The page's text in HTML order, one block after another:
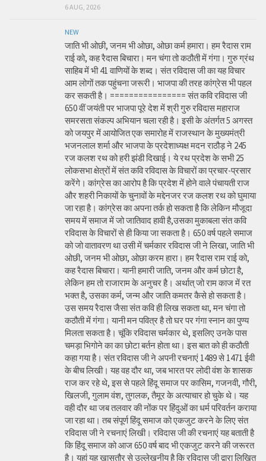
6 AUG, 2026
NEW
जाति भी ओछी, जनम भी ओछा, ओछा कर्म हमारा। हम रैदास राम
राई को, कह रैदास बिचारा। मन चंगा तो कठौती में गंगा। गुरु ग्रंथ
साहिब में भी 41 वाणियों के शब्द। संत रविदास जी का यह विचार
आम लोगों तक पहुंचना जरूरी। भाजपा की तरह कांग्रेस भी पहल
कर सकती है। ================ संत कवि रविदास जी
650 वीं जयंती पर भाजपा पूरे देश में श्री गुरु रविदास महाराज
समरसता संकल्प अभियान चला रही है। इसी के अंतर्गत 5 अगस्त
को जयपुर में आयोजित एक समारोह में राजस्थान के मुख्यमंत्री
भजनलाल शर्मा और भाजपा के प्रदेशाध्यक्ष मदन राठौड़ ने 245
रज कलश रथ को हरी झंडी दिखाई। ये रथ प्रदेश के सभी 25
लोकसभा क्षेत्रों में संत कवि रविदास के विचारों का प्रचार-प्रसार
करेंगे। कांग्रेस का आरोप है कि प्रदेश में होने वाले पंचायती राज
और शहरी निकायों के चुनावों के मद्देनजर रज कलश रथ को घुमाया
जा रहा है। कांग्रेस का अपना तर्क हो सकता है कि लेकिन मौजूदा
समय में समाज में जो जातिवाद हावी है,उसका मुकाबला संत कवि
रविदास के विचारों से ही किया जा सकता है। 650 वर्ष पहले समाज
को जो वातावरण था उसी में चर्मकार रविदास जी ने लिखा, जाति भी
ओछी, जनम भी ओछा, ओछा करम हारा। हम रैदास राम राई को,
कह रैदास बिचारा। यानी हमारी जाति, जनम और कर्म छोटा है,
लेकिन हम तो राजाराम के अनुचर है। अर्थात् जो राम काज में रत
भक्त है, उसका कर्म, जन्म और जाति कमतर कैसे हो सकता है।
उस समय रैदास जैसा संत कवि ही लिख सकता था, मन चंगा तो
कठौती में गंगा। यानी मन पवित्र है तो घर पर गंगा स्नान का पुण्य
मिलता सकता है। चूंकि रविदास चर्मकार थे, इसलिए उनके पास
चमड़ा भिगोने का का छोटा बर्तन होता था। इस बात को ही कठौती
कहा गया है। संत रविदास जी ने अपनी रचनाएं 1489 से 1471 ईवी
के बीच लिखी। यह वह दौर था, जब भारत पर लोदी वंश के शासक
राज कर रहे थे, इस से पहले हिंदू समाज पर कासिम, गजनवी, गौरी,
खिलजी, गुलाम वंश, तुगलक, तैमूर के अत्याचार हो चुके थे। यह
वही दौर था जब तलवार की नोंक पर हिंदुओं का धर्म परिवर्तन कराया
जा रहा था। तब संपूर्ण हिंदू समाज को एकजुट करने के लिए संत
रविदास जी ने रचनाएं लिखी। रविदास जी की रचनाएं यह बताती है
कि हिंदू समाज को आज 650 वर्ष बाद भी एकजुट करने की जरूरत
है। यहां यह खासतौर से उल्लेखनीय है कि रविदास जी द्वारा लिखित